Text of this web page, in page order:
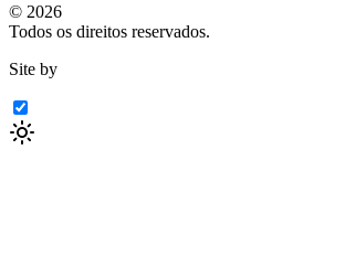
© 2026
Todos os direitos reservados.
Site by